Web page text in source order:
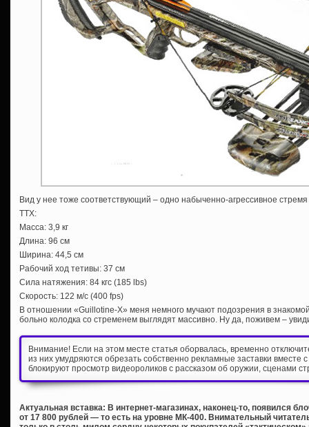
Вид у нее тоже соответствующий – одно набыченно-агрессивное стремя
ТТХ:
Масса: 3,9 кг
Длина: 96 см
Ширина: 44,5 см
Рабочий ход тетивы: 37 см
Сила натяжения: 84 кгс (185 lbs)
Скорость: 122 м/с (400 fps)
В отношении «Guillotine-Х» меня немного мучают подозрения в
больно колодка со стременем выглядят массивно. Ну да, поживем –
Внимание! Если на этом месте статья оборвалась, временно
из них умудряются обрезать собственно рекламные заставки вместе
блокируют просмотр видеороликов с рассказом об оружии, сценами
Актуальная вставка: В интернет-магазинах, наконец-то, появился
от 17 800 рублей — то есть на уровне МК-400. Внимательный